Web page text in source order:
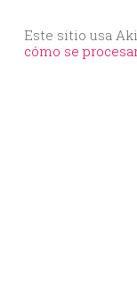
Este sitio usa
cómo se